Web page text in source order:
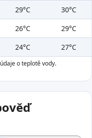
29°C
30°C
26°C
29°C
24°C 27°C
o teplotě vody.